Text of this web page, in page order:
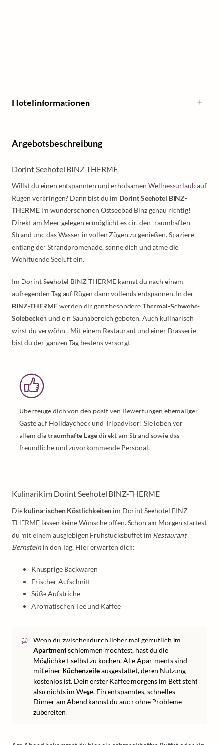
Hotelinformationen
Angebotsbeschreibung
Dorint Seehotel BINZ-THERME
Willst du einen entspannten und erholsamen Wellnessurlaubauf
Rügen verbringen? Dann bist du im Dorint Seehotel BINZ-
THERME im wunderschönen Ostseebad Binz genau richtig!
Direkt am Meer gelegen ermöglicht es dir, den traumhaften
Strand und das Wasser in vollen Zügen zu genießen. Spaziere
entlang der Strandpromenade, sonne dich und atme die
Wohltuende Seeluft ein.
Im Dorint Seehotel BINZ-THERME kannst du nach einem
aufregenden Tag auf Rügen dann vollends entspannen. In der
BINZ-THERMEwerden dir ganz besondereThermal-Schwebe-
Solebeckenund ein Saunabereich geboten. Auch kulinarisch
wirst du verwöhnt. Mit einem Restaurant und einer Brasserie
bist du den ganzen Tag bestens versorgt.
Überzeuge dich von den positiven Bewertungen ehemaliger
Gäste auf Holidaycheck und Tripadvisor! Sie loben vor
allem dietraumhafte Lagedirekt am Strand sowie das
freundliche und zuvorkommende Personal.
Kulinarik im Dorint Seehotel BINZ-THERME
Die kulinarischen Köstlichkeiten im Dorint Seehotel BINZ-
THERME lassen keine Wünsche offen. Schon am Morgen startest
du mit einem ausgiebigen Frühstücksbuffet im Restaurant
Bernsteinin den Tag. Hier erwarten dich:
Knusprige Backwaren
Frischer Aufschnitt
Süße Aufstriche
Aromatischen Tee und Kaffee
Wenn du zwischendurch lieber mal gemütlich im
Apartmentschlemmen möchtest, hast du die
Möglichkeit selbst zu kochen. Alle Apartments sind
mit einer Küchenzeileausgestattet, deren Nutzung
kostenlos ist. Dein erster Kaffee morgens im Bett steht
also nichts im Wege. Ein entspanntes, schnelles
Dinner am Abend kannst du auch ohne Probleme
zubereiten.